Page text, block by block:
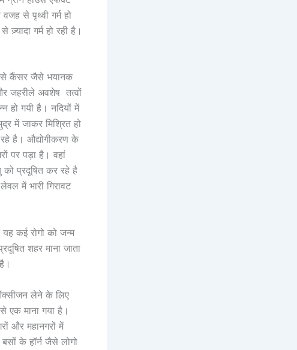
से पृथ्वी गर्म हो
गर्म हो रही है।
कैंसर जैसे भयानक
जहरीले अवशेष तत्वों
हो गयी है। नदियों में
में जाकर मिश्रित हो
रहे है। औद्योगीकरण के
पर पड़ा है। वहां
प्रदूषित कर रहे है
में भारी गिरावट
कई रोगो को जन्म
शहर माना जाता
लेने के लिए
एक माना गया है।
और महानगरों में
के हॉर्न जैसे लोगो